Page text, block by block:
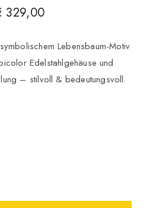
329,00
Lebensbaum-Motiv
Edelstahlgehäuse und
– stilvoll & bedeutungsvoll.